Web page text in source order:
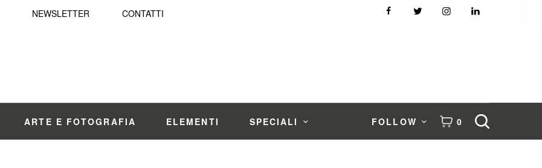
NEWSLETTER CONTATTI
ARTE E FOTOGRAFIA ELEMENTI SPECIALI FOLLOW 0